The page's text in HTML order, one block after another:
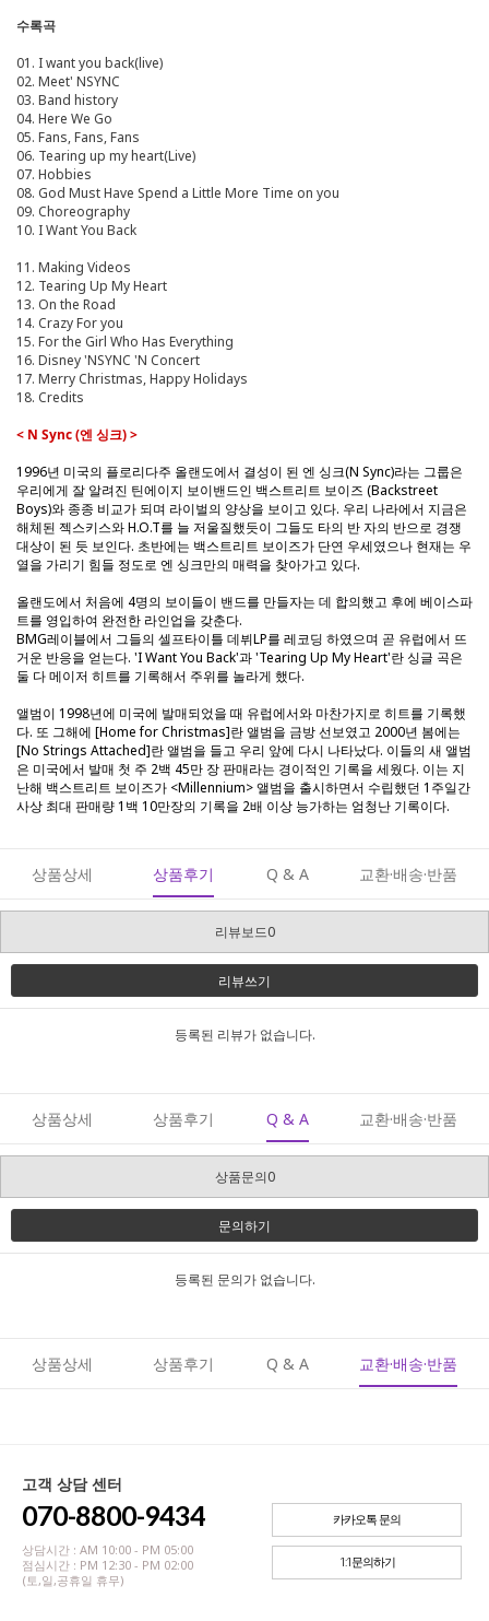
수록곡
01. I want you back(live)
02. Meet' NSYNC
03. Band history
04. Here We Go
05. Fans, Fans, Fans
06. Tearing up my heart(Live)
07. Hobbies
08. God Must Have Spend a Little More Time on you
09. Choreography
10. I Want You Back
11. Making Videos
12. Tearing Up My Heart
13. On the Road
14. Crazy For you
15. For the Girl Who Has Everything
16. Disney 'NSYNC 'N Concert
17. Merry Christmas, Happy Holidays
18. Credits
< N Sync (엔 싱크) >
1996년 미국의 플로리다주 올랜도에서 결성이 된 엔 싱크(N Sync)라는 그룹은
우리에게 잘 알려진 틴에이지 보이밴드인 백스트리트 보이즈 (Backstreet
Boys)와 종종 비교가 되며 라이벌의 양상을 보이고 있다. 우리 나라에서 지금은
해체된 젝스키스와 H.O.T를 늘 저울질했듯이 그들도 타의 반 자의 반으로 경쟁
대상이 된 듯 보인다. 초반에는 백스트리트 보이즈가 단연 우세였으나 현재는 우
열을 가리기 힘들 정도로 엔 싱크만의 매력을 찾아가고 있다.
올랜도에서 처음에 4명의 보이들이 밴드를 만들자는 데 합의했고 후에 베이스파
트를 영입하여 완전한 라인업을 갖춘다.
BMG레이블에서 그들의 셀프타이틀 데뷔LP를 레코딩 하였으며 곧 유럽에서 뜨
거운 반응을 얻는다. 'I Want You Back'과 'Tearing Up My Heart'란 싱글 곡은
둘 다 메이저 히트를 기록해서 주위를 놀라게 했다.
앨범이 1998년에 미국에 발매되었을 때 유럽에서와 마찬가지로 히트를 기록했
다. 또 그해에 [Home for Christmas]란 앨범을 금방 선보였고 2000년 봄에는
[No Strings Attached]란 앨범을 들고 우리 앞에 다시 나타났다. 이들의 새 앨범
은 미국에서 발매 첫 주 2백 45만 장 판매라는 경이적인 기록을 세웠다. 이는 지
난해 백스트리트 보이즈가 <Millennium> 앨범을 출시하면서 수립했던 1주일간
사상 최대 판매량 1백 10만장의 기록을 2배 이상 능가하는 엄청난 기록이다.
상품상세 상품후기 Q & A 교환·배송·반품
리뷰보드0
리뷰쓰기
등록된 리뷰가 없습니다.
상품상세 상품후기 Q & A 교환·배송·반품
상품문의0
문의하기
등록된 문의가 없습니다.
상품상세 상품후기 Q & A 교환·배송·반품
고객 상담 센터
070-8800-9434
상담시간 : AM 10:00 - PM 05:00
점심시간 : PM 12:30 - PM 02:00
(토,일,공휴일 휴무)
카카오톡 문의
1:1문의하기